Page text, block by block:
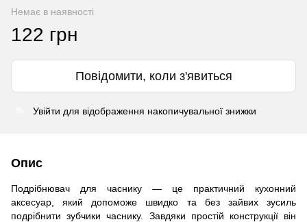
Немає в наявності
122 грн
Повідомити, коли з'явиться
Увійти для відображення накопичувальної знижки
Опис
Подрібнювач для часнику — це практичний кухонний
аксесуар, який допоможе швидко та без зайвих зусиль
подрібнити зубчики часнику. Завдяки простій конструкції він